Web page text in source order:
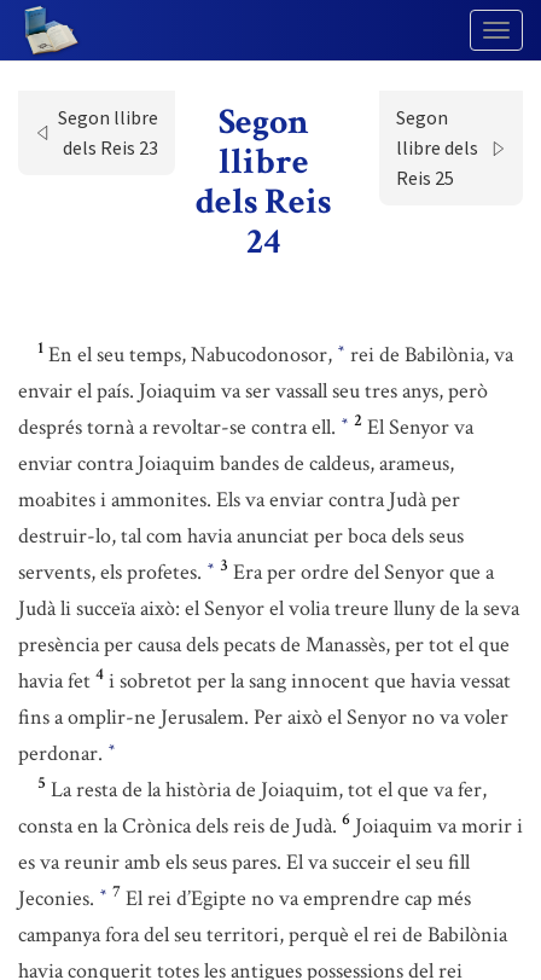
Segon llibre
dels Reis 23
Segon
llibre
dels Reis
24
Segon
llibre dels
Reis 25
1 En el seu temps, Nabucodonosor, * rei de Babilònia, va
envair el país. Joiaquim va ser vassall seu tres anys, però
després tornà a revoltar-se contra ell. * 2 El Senyor va
enviar contra Joiaquim bandes de caldeus, arameus,
moabites i ammonites. Els va enviar contra Judà per
destruir-lo, tal com havia anunciat per boca dels seus
servents, els profetes. * 3 Era per ordre del Senyor que a
Judà li succeïa això: el Senyor el volia treure lluny de la seva
presència per causa dels pecats de Manassès, per tot el que
havia fet 4 i sobretot per la sang innocent que havia vessat
fins a omplir-ne Jerusalem. Per això el Senyor no va voler
perdonar. *
5 La resta de la història de Joiaquim, tot el que va fer,
consta en la Crònica dels reis de Judà. 6 Joiaquim va morir i
es va reunir amb els seus pares. El va succeir el seu fill
Jeconies. * 7 El rei d’Egipte no va emprendre cap més
campanya fora del seu territori, perquè el rei de Babilònia
havia conquerit totes les antigues possessions del rei